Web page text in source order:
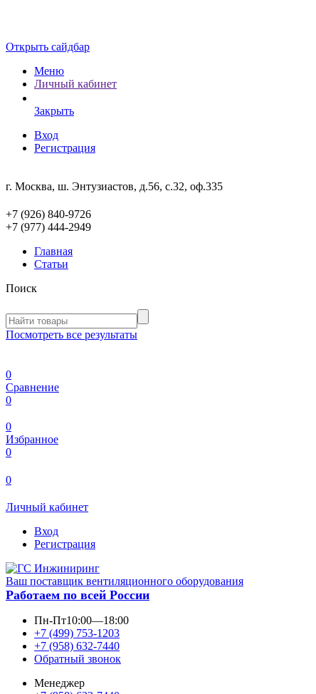
Открыть сайдбар
Меню
Личный кабинет
Закрыть
Вход
Регистрация
г. Москва, ш. Энтузиастов, д.56, с.32, оф.335
+7 (926) 840-9726
+7 (977) 444-2949
Главная
Статьи
Поиск
Посмотреть все результаты
0
Сравнение
0
0
Избранное
0
0
Личный кабинет
Вход
Регистрация
Ваш поставщик вентиляционного оборудования
Работаем по всей России
Пн-Пт10:00—18:00
+7 (499) 753-1203
+7 (958) 632-7440
Обратный звонок
Менеджер